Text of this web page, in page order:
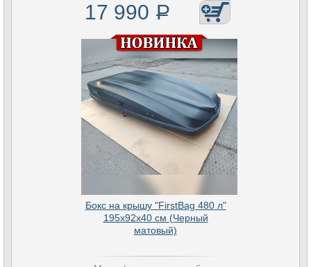
17 990 Р
Бокс на крышу "FirstBag 480 л"
195х92х40 см (Черный
матовый)